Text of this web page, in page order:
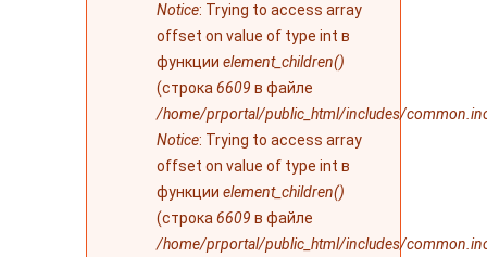
Notice: Trying to access array
offset on value of type int в
функции element_children()
(строка 6609 в файле
/home/prportal/public_html/includes/
Notice: Trying to access array
offset on value of type int в
функции element_children()
(строка 6609 в файле
/home/prportal/public_html/includes/